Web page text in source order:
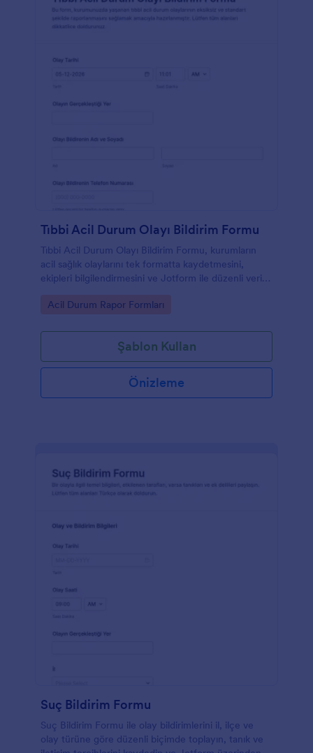
Tıbbi Acil Durum Olayı Bildirim Formu
Tıbbi Acil Durum Olayı Bildirim Formu, kurumların
acil sağlık olaylarını tek formatta kaydetmesini,
ekipleri bilgilendirmesini ve Jotform ile düzenli veri
Go to Category:
Acil Durum Rapor Formları
Şablon Kullan
Önizleme
Suç Bildirim Formu
Suç Bildirim Formu ile olay bildirimlerini il, ilçe ve
olay türüne göre düzenli biçimde toplayın, tanık ve